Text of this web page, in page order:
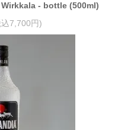
- bottle (500ml)
7,700円)